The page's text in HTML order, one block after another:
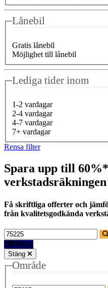
Lånebil
Gratis lånebil
Möjlighet till lånebil
Lediga tider inom
1-2 vardagar
2-4 vardagar
4-7 vardagar
7+ vardagar
Rensa filter
Spara upp till
Få skriftliga offerter och
från kvalitetsgodkända
Filter
Stäng
Område